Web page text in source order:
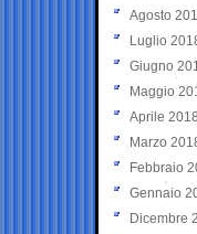
Agosto
Luglio
Giugno
Maggio
Aprile 2018
Marzo
Febbraio
Gennaio
Dicembre